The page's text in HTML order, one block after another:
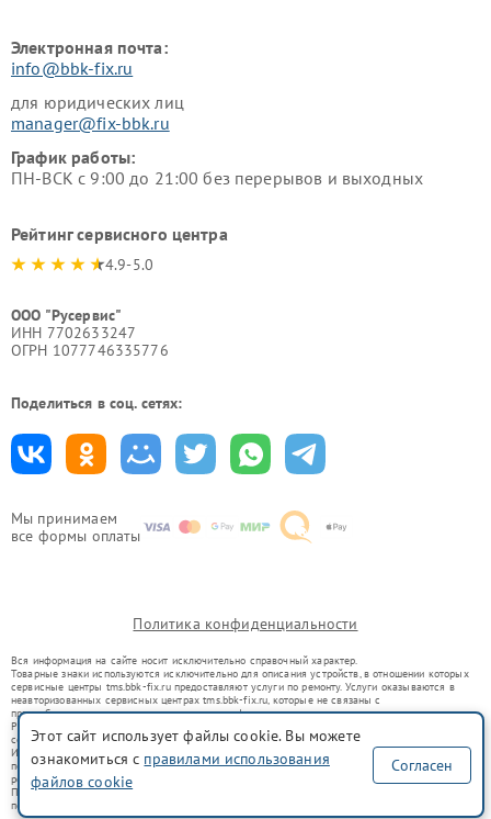
Мы принимаем
все формы оплаты
Электронная почта:
info@bbk-fix.ru
для юридических лиц
manager@fix-bbk.ru
График работы:
ПН-ВСК с 9:00 до 21:00 без перерывов и выходных
Рейтинг сервисного центра
4.9-5.0
ООО "Русервис"
ИНН 7702633247
ОГРН 1077746335776
Поделиться в соц. сетях:
Политика конфиденциальности
Вся информация на сайте носит исключительно справочный характер.
Товарные знаки используются исключительно для описания устройств, в отношении которых
сервисные центры tms.bbk-fix.ru предоставляют услуги по ремонту. Услуги оказываются в
неавторизованных сервисных центрах tms.bbk-fix.ru, которые не связаны с
правообладателями товарных знаков или их официальными представителями.
Ремонт осуществляется для устройств, уже введенных в гражданский оборот в соответствии
со статьей 1487 ГК РФ.
Использование товарных знаков не преследует цели индивидуализации услуг или введения
потребителей в заблуждение, а служит для информирования о предоставляемых услугах по
ремонту техники указанных брендов.
Представленная на сайте информация не является публичной офертой, определяемой
положениями Статьи 437(2) Гражданского кодекса РФ
Этот сайт использует файлы cookie. Вы можете
ознакомиться с правилами использования
файлов cookie
Согласен